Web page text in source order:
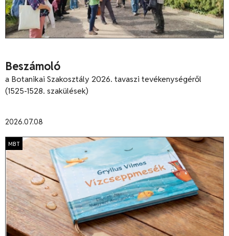
Beszámoló
2026.07.08
a Botanikai Szakosztály 2026. tavaszi tevékenységéről
(1525-1528. szakülések)
MBT